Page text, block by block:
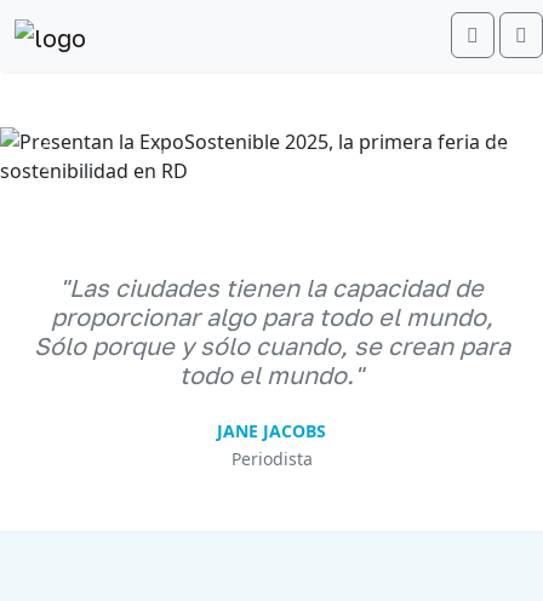
Search
Anterior
"Las ciudades tienen la capacidad de
proporcionar algo para todo el mundo,
Sólo porque y sólo cuando, se crean para
todo el mundo."
JANE JACOBS
Periodista